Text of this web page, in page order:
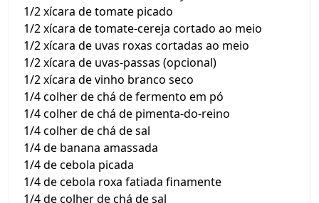
1/2 xícara de tomate picado
1/2 xícara de tomate-cereja cortado ao meio
1/2 xícara de uvas roxas cortadas ao meio
1/2 xícara de uvas-passas (opcional)
1/2 xícara de vinho branco seco
1/4 colher de chá de fermento em pó
1/4 colher de chá de pimenta-do-reino
1/4 colher de chá de sal
1/4 de banana amassada
1/4 de cebola picada
1/4 de cebola roxa fatiada finamente
1/4 de colher de chá de sal